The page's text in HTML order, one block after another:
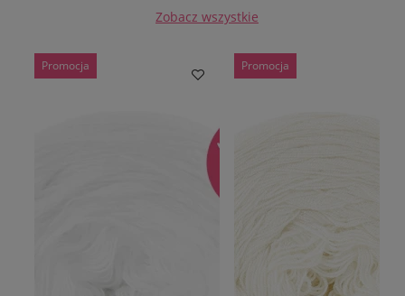
Zobacz wszystkie
Promocja Promocja